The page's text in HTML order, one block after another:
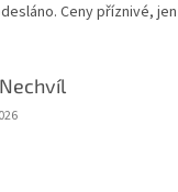
Ceny příznivé,
obchodu je 5 z 5